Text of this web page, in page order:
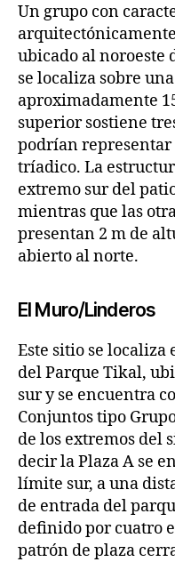
Un grupo con
ubicado al noroeste
se localiza sobre
aproximadamente
superior sostiene
podrían representar
tríadico. La
extremo sur del
mientras que las
presentan 2 m de
abierto al norte.
El Muro/Linderos
Este sitio se localiza
del Parque Tikal,
sur y se encuentra
Conjuntos tipo
de los extremos del
decir la Plaza A se
límite sur, a una
de entrada del
definido por cuatro
patrón de plaza